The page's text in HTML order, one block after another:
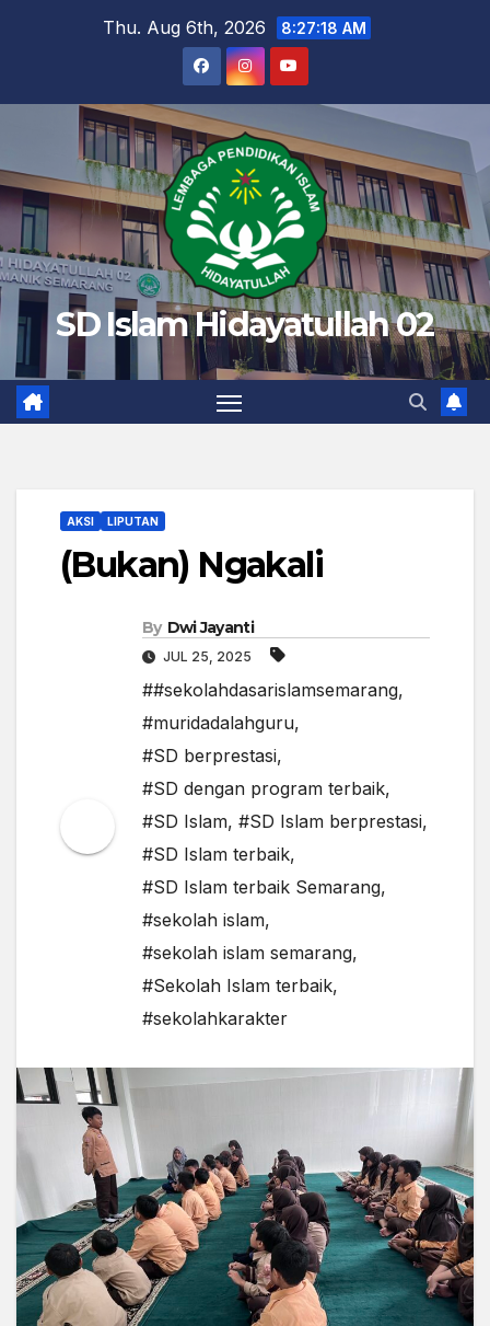
Thu. Aug 6th, 2026 8:27:19 AM
SD Islam Hidayatullah 02
AKSI LIPUTAN
(Bukan) Ngakali
By Dwi Jayanti
JUL 25, 2025
##sekolahdasarislamsemarang,
#muridadalahguru,
#SD berprestasi,
#SD dengan program terbaik,
#SD Islam, #SD Islam berprestasi,
#SD Islam terbaik,
#SD Islam terbaik Semarang,
#sekolah islam,
#sekolah islam semarang,
#Sekolah Islam terbaik,
#sekolahkarakter